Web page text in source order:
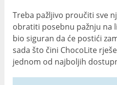
Treba pažljivo proučiti sve
obratiti posebnu pažnju na
bio siguran da će postići
sada što čini ChocoLite
jednom od najboljih